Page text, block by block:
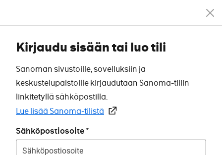
Kirjaudu sisään tai luo tili
Sanoman sivustoille, sovelluksiin ja
keskustelupalstoille kirjaudutaan Sanoma-tiliin
linkitetyllä sähköpostilla.
Lue lisää Sanoma-tilistä
Sähköpostiosoite